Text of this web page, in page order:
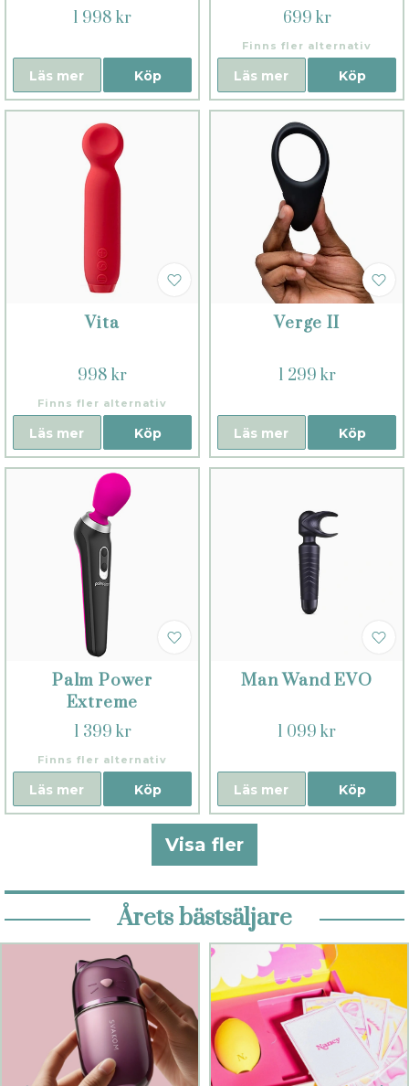
1 998 kr
Köp
Läs mer
699 kr
Finns fler alternativ
Köp
Läs mer
Vita
998 kr
Finns fler alternativ
Köp
Läs mer
Verge II
1 299 kr
Köp
Läs mer
Palm Power
Extreme
1 399 kr
Finns fler alternativ
Köp
Läs mer
Man Wand EVO
1 099 kr
Köp
Läs mer
Visa fler
Årets bästsäljare